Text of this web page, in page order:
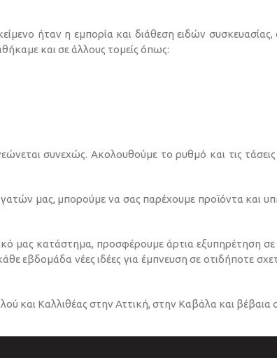
ήταν η εμπορία και διάθεση ειδών
και σε άλλους τομείς όπως:
συνεχώς. Ακολουθούμε το ρυθμό και τις
μας, μπορούμε να σας παρέχουμε προϊόντα και
κατάστημα, προσφέρουμε άρτια εξυπηρέτηση σε
εβδομάδα νέες ιδέες για έμπνευση σε οτιδήποτε
και Καλλιθέας στην Αττική, στην Καβάλα και βέβαια